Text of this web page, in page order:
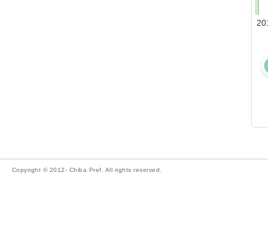
Copyright © 2012- Chiba Pref. All rights reserved.